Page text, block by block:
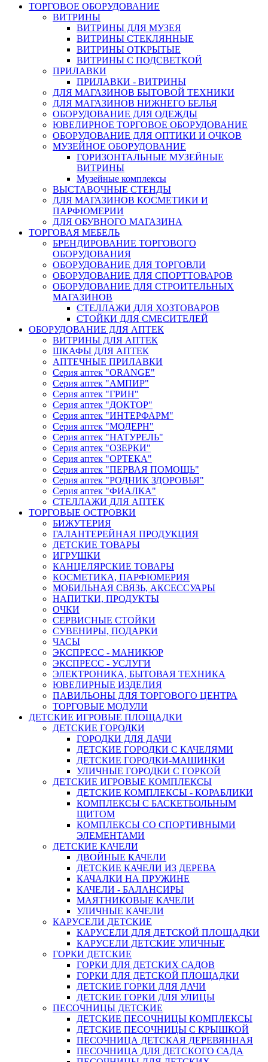
ТОРГОВОЕ ОБОРУДОВАНИЕ
ВИТРИНЫ
ВИТРИНЫ ДЛЯ МУЗЕЯ
ВИТРИНЫ СТЕКЛЯННЫЕ
ВИТРИНЫ ОТКРЫТЫЕ
ВИТРИНЫ С ПОДСВЕТКОЙ
ПРИЛАВКИ
ПРИЛАВКИ - ВИТРИНЫ
ДЛЯ МАГАЗИНОВ БЫТОВОЙ ТЕХНИКИ
ДЛЯ МАГАЗИНОВ НИЖНЕГО БЕЛЬЯ
ОБОРУДОВАНИЕ ДЛЯ ОДЕЖДЫ
ЮВЕЛИРНОЕ ТОРГОВОЕ ОБОРУДОВАНИЕ
ОБОРУДОВАНИЕ ДЛЯ ОПТИКИ И ОЧКОВ
МУЗЕЙНОЕ ОБОРУДОВАНИЕ
ГОРИЗОНТАЛЬНЫЕ МУЗЕЙНЫЕ
ВИТРИНЫ
Музейные комплексы
ВЫСТАВОЧНЫЕ СТЕНДЫ
ДЛЯ МАГАЗИНОВ КОСМЕТИКИ И
ПАРФЮМЕРИИ
ДЛЯ ОБУВНОГО МАГАЗИНА
ТОРГОВАЯ МЕБЕЛЬ
БРЕНДИРОВАНИЕ ТОРГОВОГО
ОБОРУДОВАНИЯ
ОБОРУДОВАНИЕ ДЛЯ ТОРГОВЛИ
ОБОРУДОВАНИЕ ДЛЯ СПОРТТОВАРОВ
ОБОРУДОВАНИЕ ДЛЯ СТРОИТЕЛЬНЫХ
МАГАЗИНОВ
СТЕЛЛАЖИ ДЛЯ ХОЗТОВАРОВ
СТОЙКИ ДЛЯ СМЕСИТЕЛЕЙ
ОБОРУДОВАНИЕ ДЛЯ АПТЕК
ВИТРИНЫ ДЛЯ АПТЕК
ШКАФЫ ДЛЯ АПТЕК
АПТЕЧНЫЕ ПРИЛАВКИ
Серия аптек "ORANGE"
Серия аптек "АМПИР"
Серия аптек "ГРИН"
Серия аптек "ДОКТОР"
Серия аптек "ИНТЕРФАРМ"
Серия аптек "МОДЕРН"
Серия аптек "НАТУРЕЛЬ"
Серия аптек "ОЗЕРКИ"
Серия аптек "ОРТЕКА"
Серия аптек "ПЕРВАЯ ПОМОЩЬ"
Серия аптек "РОДНИК ЗДОРОВЬЯ"
Серия аптек "ФИАЛКА"
СТЕЛЛАЖИ ДЛЯ АПТЕК
ТОРГОВЫЕ ОСТРОВКИ
БИЖУТЕРИЯ
ГАЛАНТЕРЕЙНАЯ ПРОДУКЦИЯ
ДЕТСКИЕ ТОВАРЫ
ИГРУШКИ
КАНЦЕЛЯРСКИЕ ТОВАРЫ
КОСМЕТИКА, ПАРФЮМЕРИЯ
МОБИЛЬНАЯ СВЯЗЬ, АКСЕССУАРЫ
НАПИТКИ, ПРОДУКТЫ
ОЧКИ
СЕРВИСНЫЕ СТОЙКИ
СУВЕНИРЫ, ПОДАРКИ
ЧАСЫ
ЭКСПРЕСС - МАНИКЮР
ЭКСПРЕСС - УСЛУГИ
ЭЛЕКТРОНИКА, БЫТОВАЯ ТЕХНИКА
ЮВЕЛИРНЫЕ ИЗДЕЛИЯ
ПАВИЛЬОНЫ ДЛЯ ТОРГОВОГО ЦЕНТРА
ТОРГОВЫЕ МОДУЛИ
ДЕТСКИЕ ИГРОВЫЕ ПЛОЩАДКИ
ДЕТСКИЕ ГОРОДКИ
ГОРОДКИ ДЛЯ ДАЧИ
ДЕТСКИЕ ГОРОДКИ С КАЧЕЛЯМИ
ДЕТСКИЕ ГОРОДКИ-МАШИНКИ
УЛИЧНЫЕ ГОРОДКИ С ГОРКОЙ
ДЕТСКИЕ ИГРОВЫЕ КОМПЛЕКСЫ
ДЕТСКИЕ КОМПЛЕКСЫ - КОРАБЛИКИ
КОМПЛЕКСЫ С БАСКЕТБОЛЬНЫМ
ЩИТОМ
КОМПЛЕКСЫ СО СПОРТИВНЫМИ
ЭЛЕМЕНТАМИ
ДЕТСКИЕ КАЧЕЛИ
ДВОЙНЫЕ КАЧЕЛИ
ДЕТСКИЕ КАЧЕЛИ ИЗ ДЕРЕВА
КАЧАЛКИ НА ПРУЖИНЕ
КАЧЕЛИ - БАЛАНСИРЫ
МАЯТНИКОВЫЕ КАЧЕЛИ
УЛИЧНЫЕ КАЧЕЛИ
КАРУСЕЛИ ДЕТСКИЕ
КАРУСЕЛИ ДЛЯ ДЕТСКОЙ ПЛОЩАДКИ
КАРУСЕЛИ ДЕТСКИЕ УЛИЧНЫЕ
ГОРКИ ДЕТСКИЕ
ГОРКИ ДЛЯ ДЕТСКИХ САДОВ
ГОРКИ ДЛЯ ДЕТСКОЙ ПЛОЩАДКИ
ДЕТСКИЕ ГОРКИ ДЛЯ ДАЧИ
ДЕТСКИЕ ГОРКИ ДЛЯ УЛИЦЫ
ПЕСОЧНИЦЫ ДЕТСКИЕ
ДЕТСКИЕ ПЕСОЧНИЦЫ КОМПЛЕКСЫ
ДЕТСКИЕ ПЕСОЧНИЦЫ С КРЫШКОЙ
ПЕСОЧНИЦА ДЕТСКАЯ ДЕРЕВЯННАЯ
ПЕСОЧНИЦА ДЛЯ ДЕТСКОГО САДА